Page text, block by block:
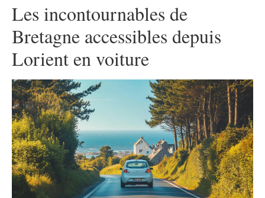
Les incontournables de
Bretagne accessibles depuis
Lorient en voiture